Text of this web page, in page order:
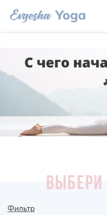
ВЫБЕРИ
Фильтр